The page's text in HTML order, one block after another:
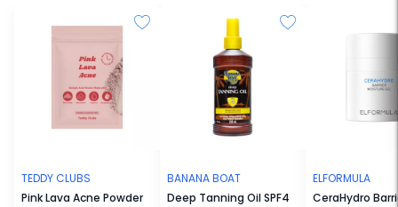
TEDDY CLUBS
Pink Lava Acne Powder
BANANA BOAT
Deep Tanning Oil SPF4
ELFORMULA
CeraHydro